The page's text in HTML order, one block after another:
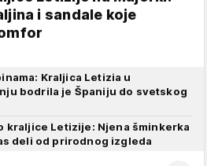
i sandale koje
Kraljica Letizia u
bodrila je Španiju do svetskog
kraljice Letizije: Njena šminkerka
deli od prirodnog izgleda